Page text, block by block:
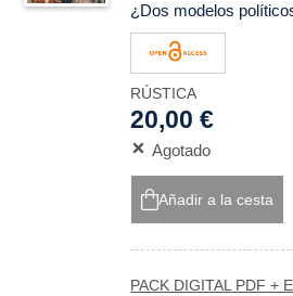
¿Dos modelos
RÚSTICA
20,00 €
Agotado
Añadir a la cesta
PACK DIGITAL PDF +